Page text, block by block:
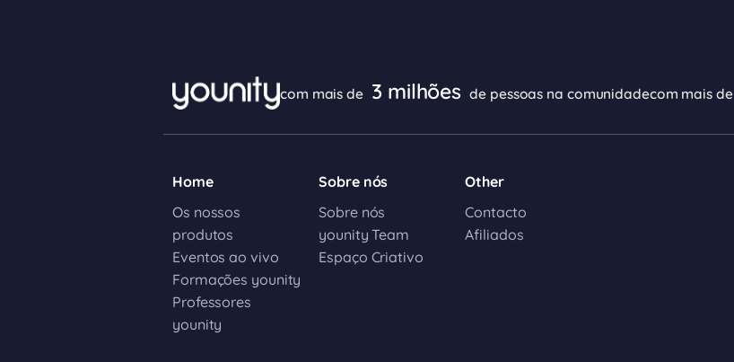
com mais de 3 milhões de pessoas na comunidadecom mais de
Home
Os nossos
produtos
Eventos ao vivo
Formações younity
Professores
younity
Sobre nós
Sobre nós
younity Team
Espaço Criativo
Other
Contacto
Afiliados